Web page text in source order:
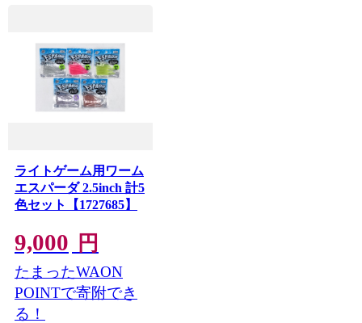
ライトゲーム用ワーム
エスパーダ 2.5inch 計5
色セット【1727685】
9,000 円
たまったWAON
POINTで寄附でき
る！